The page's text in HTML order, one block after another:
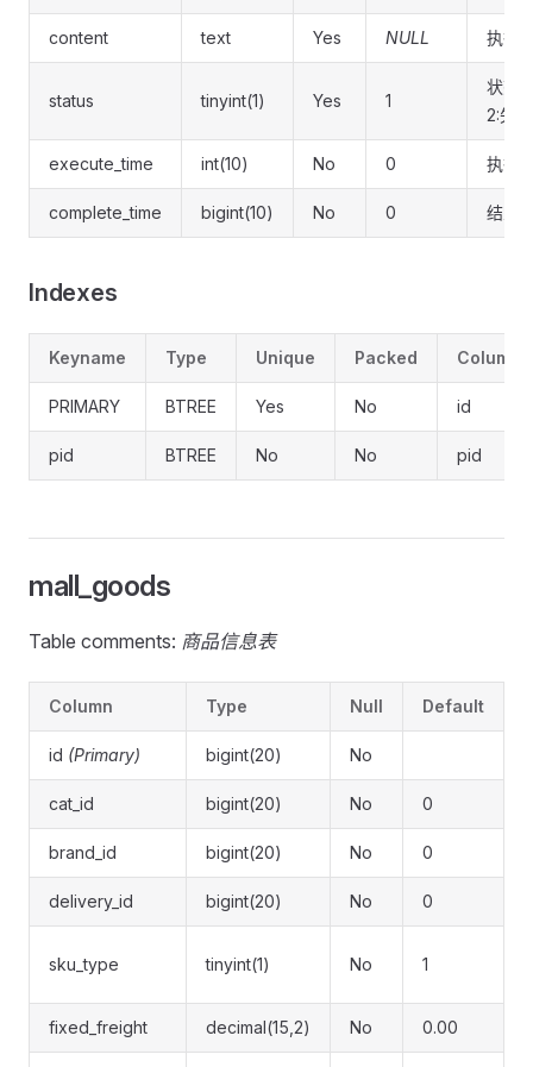
content text Yes NULL 执行
status tinyint(1) Yes 1
状态
2:失
execute_time int(10) No 0 执行
complete_time bigint(10) No 0 结束
Indexes
Keyname Type Unique Packed Column
PRIMARY BTREE Yes No id
pid BTREE No No pid
mall_goods
Table comments: 商品信息表
Column Type Null Default
id (Primary) bigint(20) No
cat_id bigint(20) No 0
brand_id bigint(20) No 0
delivery_id bigint(20) No 0
sku_type tinyint(1) No 1
fixed_freight decimal(15,2) No 0.00